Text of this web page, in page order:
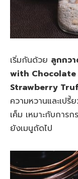
เริ่มกันด้วย ลูกกว
with
Strawberry
ความหวานและเปรี้
เค็ม เหมาะกับการ
ยังเมนูถัดไป